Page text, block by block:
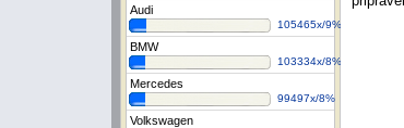
Audi
105465x/9%
BMW
103334x/8%
Mercedes
99497x/8%
Volkswagen